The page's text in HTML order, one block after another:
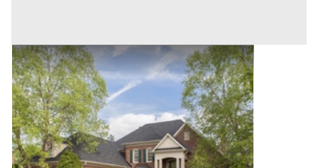
Villini all'asta a Verona
Cerea (Verona)
Offerta minima
157.500 € 210.000 €
Codice asta:AK3244677
Asta chiusa